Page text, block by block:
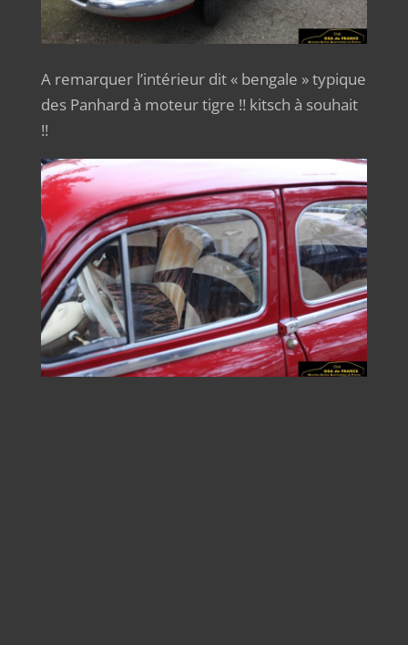
A remarquer l’intérieur dit « bengale » typique
des Panhard à moteur tigre !! kitsch à souhait
!!